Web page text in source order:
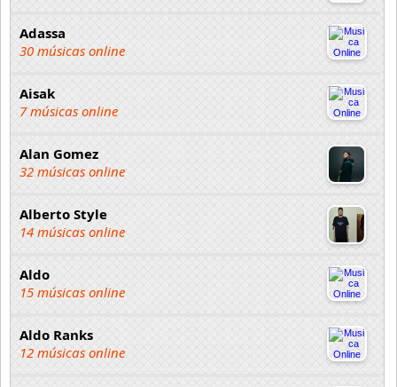
Adassa
30 músicas online
Aisak
7 músicas online
Alan Gomez
32 músicas online
Alberto Style
14 músicas online
Aldo
15 músicas online
Aldo Ranks
12 músicas online